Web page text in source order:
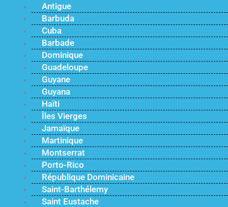
Antigue
Barbuda
Cuba
Barbade
Dominique
Guadeloupe
Guyane
Guyana
Haïti
Îles Vierges
Jamaïque
Martinique
Montserrat
Porto-Rico
République Dominicaine
Saint-Barthélemy
Saint Eustache